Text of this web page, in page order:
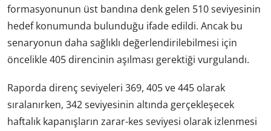
formasyonunun üst bandına denk gelen 510 seviyesinin
hedef konumunda bulunduğu ifade edildi. Ancak bu
senaryonun daha sağlıklı değerlendirilebilmesi için
öncelikle 405 direncinin aşılması gerektiği vurgulandı.
Raporda direnç seviyeleri 369, 405 ve 445 olarak
sıralanırken, 342 seviyesinin altında gerçekleşecek
haftalık kapanışların zarar-kes seviyesi olarak izlenmesi